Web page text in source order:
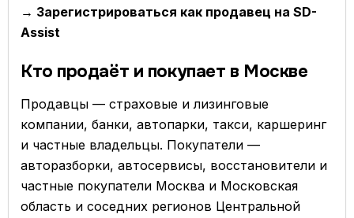
→ Зарегистрироваться как продавец на SD-
Assist
Кто продаёт и покупает в Москве
Продавцы — страховые и лизинговые
компании, банки, автопарки, такси, каршеринг
и частные владельцы. Покупатели —
авторазборки, автосервисы, восстановители и
частные покупатели Москва и Московская
область и соседних регионов Центральной